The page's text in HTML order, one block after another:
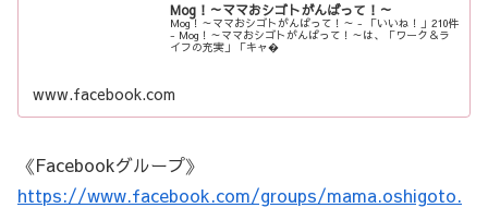
Mog！～ママおシゴトがんばって！～
Mog！～ママおシゴトがんばって！～ - 「いいね！」210件
- Mog！～ママおシゴトがんばって！～は、「ワーク＆ラ
イフの充実」「キャ�
www.facebook.com
《Facebookグループ》
https://www.facebook.com/groups/mama.oshigoto.